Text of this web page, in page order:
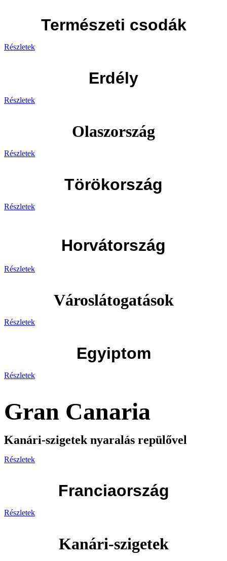
Természeti csodák
Részletek
Erdély
Részletek
Olaszország
Részletek
Törökország
Részletek
Horvátország
Részletek
Városlátogatások
Részletek
Egyiptom
Részletek
Gran Canaria
Kanári-szigetek nyaralás repülővel
Részletek
Franciaország
Részletek
Kanári-szigetek